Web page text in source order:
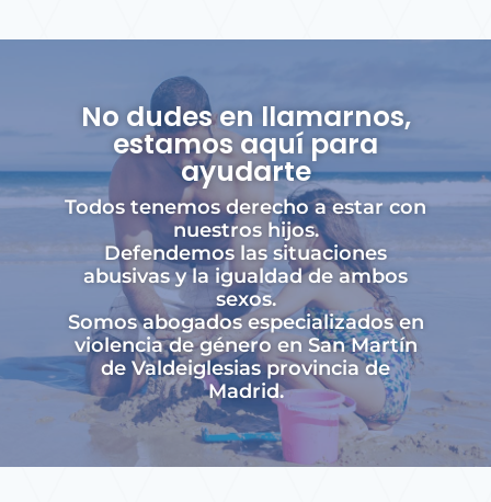
No dudes en llamarnos,
estamos aquí para
ayudarte
Todos tenemos derecho a estar con
nuestros hijos.
Defendemos las situaciones
abusivas y la igualdad de ambos
sexos.
Somos abogados especializados en
violencia de género en San Martín
de Valdeiglesias provincia de
Madrid.